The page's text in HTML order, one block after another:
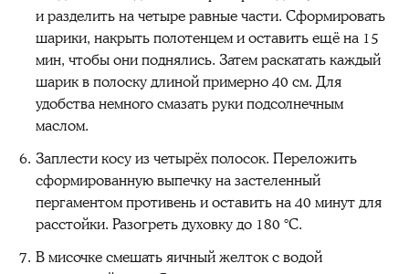
и разделить на четыре равные части. Сформировать
шарики, накрыть полотенцем и оставить ещё на 15
мин, чтобы они поднялись. Затем раскатать каждый
шарик в полоску длиной примерно 40 см. Для
удобства немного смазать руки подсолнечным
маслом.
Заплести косу из четырёх полосок. Переложить
сформированную выпечку на застеленный
пергаментом противень и оставить на 40 минут для
расстойки. Разогреть духовку до 180 °C.
В мисочке смешать яичный желток с водой